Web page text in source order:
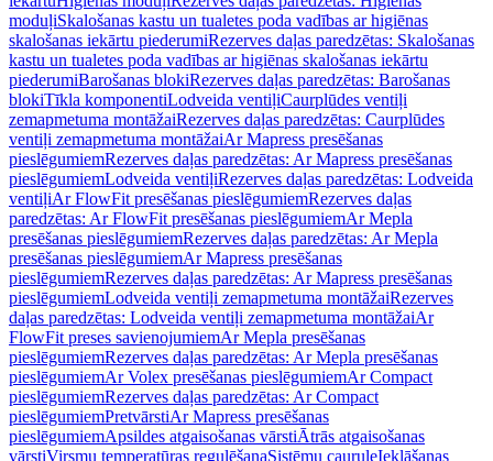
moduļiSkalošanas kastu un tualetes poda vadības ar higiēnas
skalošanas iekārtu piederumiRezerves daļas paredzētas: Skalošanas
kastu un tualetes poda vadības ar higiēnas skalošanas iekārtu
piederumiBarošanas blokiRezerves daļas paredzētas: Barošanas
blokiTīkla komponentiLodveida ventiļiCaurplūdes ventiļi
zemapmetuma montāžaiRezerves daļas paredzētas: Caurplūdes
ventiļi zemapmetuma montāžaiAr Mapress presēšanas
pieslēgumiemRezerves daļas paredzētas: Ar Mapress presēšanas
pieslēgumiemLodveida ventiļiRezerves daļas paredzētas: Lodveida
ventiļiAr FlowFit presēšanas pieslēgumiemRezerves daļas
paredzētas: Ar FlowFit presēšanas pieslēgumiemAr Mepla
presēšanas pieslēgumiemRezerves daļas paredzētas: Ar Mepla
presēšanas pieslēgumiemAr Mapress presēšanas
pieslēgumiemRezerves daļas paredzētas: Ar Mapress presēšanas
pieslēgumiemLodveida ventiļi zemapmetuma montāžaiRezerves
daļas paredzētas: Lodveida ventiļi zemapmetuma montāžaiAr
FlowFit preses savienojumiemAr Mepla presēšanas
pieslēgumiemRezerves daļas paredzētas: Ar Mepla presēšanas
pieslēgumiemAr Volex presēšanas pieslēgumiemAr Compact
pieslēgumiemRezerves daļas paredzētas: Ar Compact
pieslēgumiemPretvārstiAr Mapress presēšanas
pieslēgumiemApsildes atgaisošanas vārstiĀtrās atgaisošanas
vārstiVirsmu temperatūras regulēšanaSistēmu cauruleIeklāšanas